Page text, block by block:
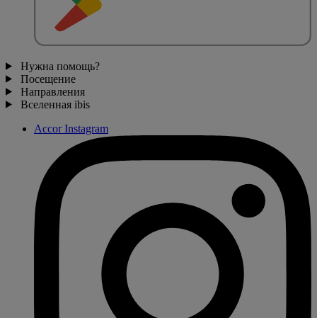
Нужна помощь?
Посещение
Направления
Вселенная ibis
Accor Instagram